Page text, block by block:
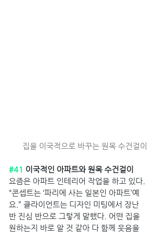
집을 이국적으로 바꾸는 원목 수건걸이
#41 이국적인 아파트와 원목 수건걸이
요즘은 아파트 인테리어 작업을 하고 있다.
“콘셉트는 ‘파리에 사는 일본인 아파트’예
요.” 클라이언트는 디자인 미팅에서 장난
반 진심 반으로 그렇게 말했다. 어떤 집을
원하는지 바로 알 것 같아 다 함께 웃음을